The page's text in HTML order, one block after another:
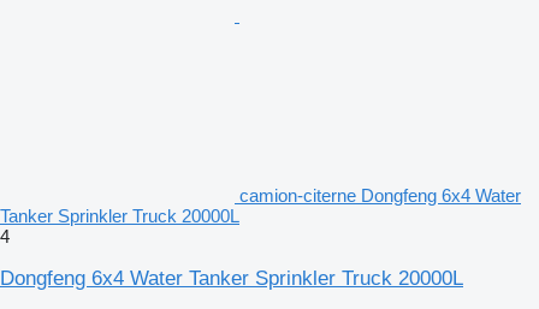
camion-citerne Dongfeng 6x4 Water
Tanker Sprinkler Truck 20000L
4
Dongfeng 6x4 Water Tanker Sprinkler Truck 20000L